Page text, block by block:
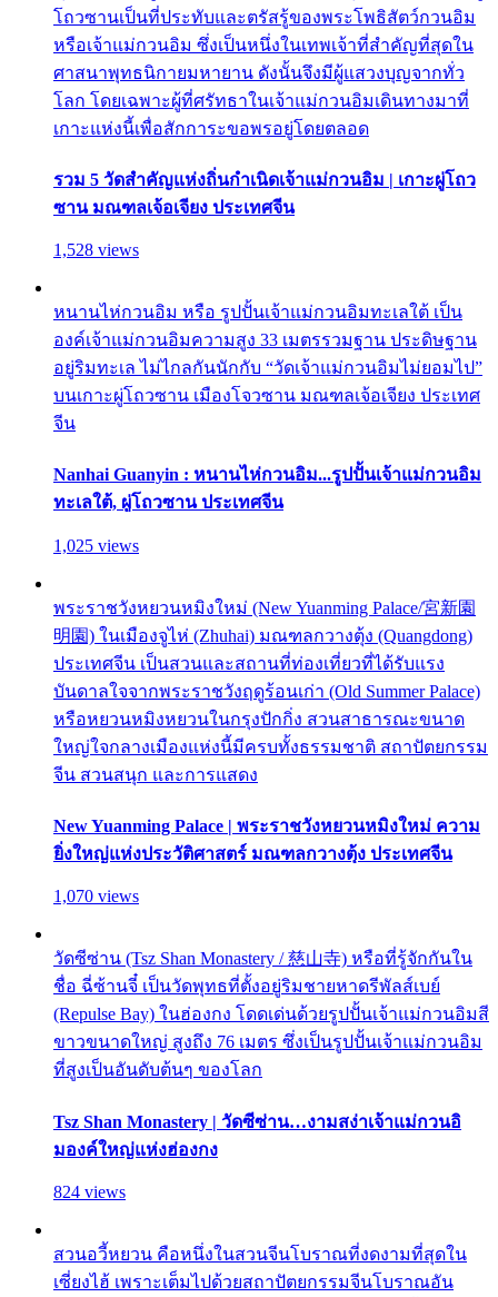
โถวซานเป็นที่ประทับและตรัสรู้ของพระโพธิสัตว์กวนอิม
หรือเจ้าแม่กวนอิม ซึ่งเป็นหนึ่งในเทพเจ้าที่สำคัญที่สุดใน
ศาสนาพุทธนิกายมหายาน ดังนั้นจึงมีผู้แสวงบุญจากทั่ว
โลก โดยเฉพาะผู้ที่ศรัทธาในเจ้าแม่กวนอิมเดินทางมาที่
เกาะแห่งนี้เพื่อสักการะขอพรอยู่โดยตลอด
รวม 5 วัดสำคัญแห่งถิ่นกำเนิดเจ้าแม่กวนอิม | เกาะผู่โถว
ซาน มณฑลเจ้อเจียง ประเทศจีน
1,528 views
หนานไห่กวนอิม หรือ รูปปั้นเจ้าแม่กวนอิมทะเลใต้ เป็น
องค์เจ้าแม่กวนอิมความสูง 33 เมตรรวมฐาน ประดิษฐาน
อยู่ริมทะเล ไม่ไกลกันนักกับ “วัดเจ้าแม่กวนอิมไม่ยอมไป”
บนเกาะผู่โถวซาน เมืองโจวซาน มณฑลเจ้อเจียง ประเทศ
จีน
Nanhai Guanyin : หนานไห่กวนอิม...รูปปั้นเจ้าแม่กวนอิม
ทะเลใต้, ผู่โถวซาน ประเทศจีน
1,025 views
พระราชวังหยวนหมิงใหม่ (New Yuanming Palace/宮新園
明園) ในเมืองจูไห่ (Zhuhai) มณฑลกวางตุ้ง (Quangdong)
ประเทศจีน เป็นสวนและสถานที่ท่องเที่ยวที่ได้รับแรง
บันดาลใจจากพระราชวังฤดูร้อนเก่า (Old Summer Palace)
หรือหยวนหมิงหยวนในกรุงปักกิ่ง สวนสาธารณะขนาด
ใหญ่ใจกลางเมืองแห่งนี้มีครบทั้งธรรมชาติ สถาปัตยกรรม
จีน สวนสนุก และการแสดง
New Yuanming Palace | พระราชวังหยวนหมิงใหม่ ความ
ยิ่งใหญ่แห่งประวัติศาสตร์ มณฑลกวางตุ้ง ประเทศจีน
1,070 views
วัดซีซ่าน (Tsz Shan Monastery / 慈山寺) หรือที่รู้จักกันใน
ชื่อ ฉี่ซ้านจี๋ เป็นวัดพุทธที่ตั้งอยู่ริมชายหาดรีพัลส์เบย์
(Repulse Bay) ในฮ่องกง โดดเด่นด้วยรูปปั้นเจ้าแม่กวนอิมสี
ขาวขนาดใหญ่ สูงถึง 76 เมตร ซึ่งเป็นรูปปั้นเจ้าแม่กวนอิม
ที่สูงเป็นอันดับต้นๆ ของโลก
Tsz Shan Monastery | วัดซีซ่าน…งามสง่าเจ้าแม่กวนอิ
มองค์ใหญ่แห่งฮ่องกง
824 views
สวนอวี้หยวน คือหนึ่งในสวนจีนโบราณที่งดงามที่สุดใน
เซี่ยงไฮ้ เพราะเต็มไปด้วยสถาปัตยกรรมจีนโบราณอัน